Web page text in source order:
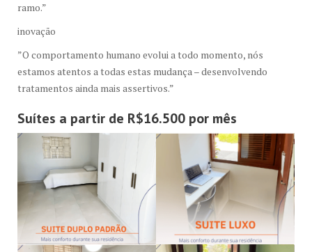
ramo.”
inovação
”O comportamento humano evolui a todo momento, nós
estamos atentos a todas estas mudança – desenvolvendo
tratamentos ainda mais assertivos.”
Suítes a partir de R$16.500 por mês